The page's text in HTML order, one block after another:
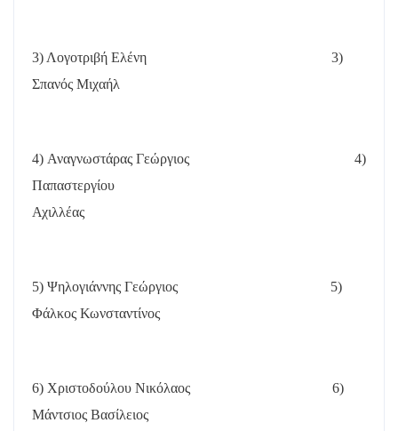
3) Λογοτριβή Ελένη
3)
Σπανός Μιχαήλ
4) Αναγνωστάρας Γεώργιος
4)
Παπαστεργίου
Αχιλλέας
5) Ψηλογιάννης Γεώργιος
5)
Φάλκος Κωνσταντίνος
6) Χριστοδούλου Νικόλαος
6)
Μάντσιος Βασίλειος